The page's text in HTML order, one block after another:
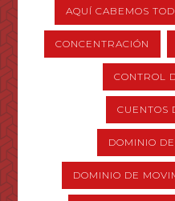
AQUÍ CABEMOS
CONCENTRACIÓN
CONTROL
CUENTOS
DOMINIO
DOMINIO DE